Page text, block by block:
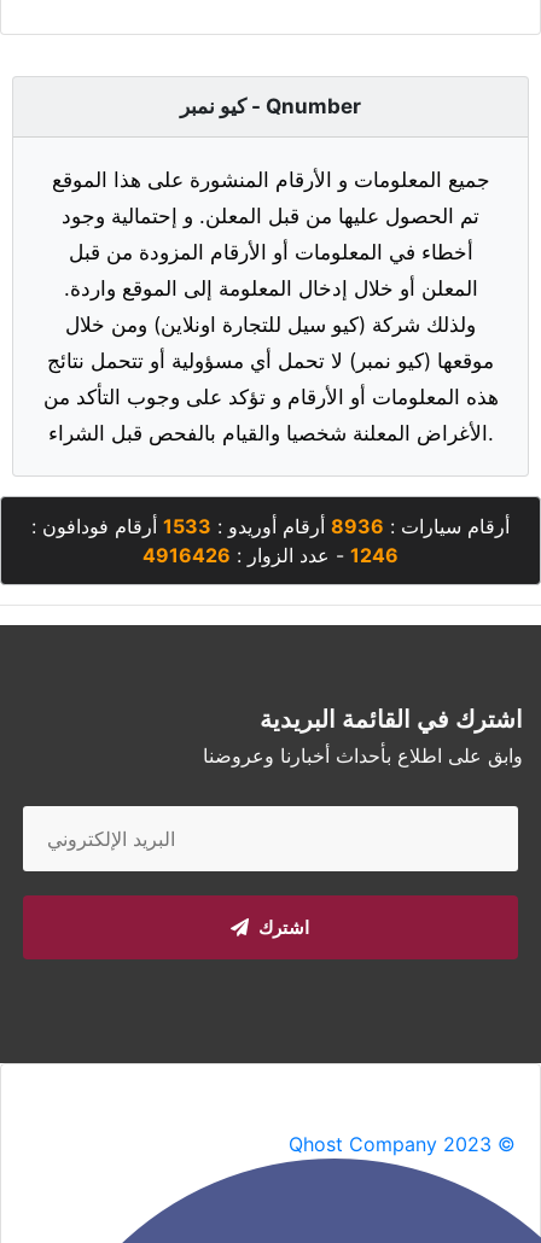
كيو نمبر - Qnumber
جميع المعلومات و الأرقام المنشورة على هذا الموقع
تم الحصول عليها من قبل المعلن. و إحتمالية وجود
أخطاء في المعلومات أو الأرقام المزودة من قبل
المعلن أو خلال إدخال المعلومة إلى الموقع واردة.
ولذلك شركة (كيو سيل للتجارة اونلاين) ومن خلال
موقعها (كيو نمبر) لا تحمل أي مسؤولية أو تتحمل نتائج
هذه المعلومات أو الأرقام و تؤكد على وجوب التأكد من
الأغراض المعلنة شخصيا والقيام بالفحص قبل الشراء.
أرقام سيارات : 8936 أرقام أوريدو : 1533 أرقام فودافون :
1246 - عدد الزوار : 4916426
اشترك في القائمة البريدية
وابق على اطلاع بأحداث أخبارنا وعروضنا
اشترك
Qhost Company 2023 ©